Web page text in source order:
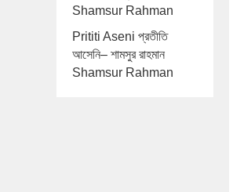
Shamsur Rahman
Prititi Aseni প্রতীতি
আসেনি– শামসুর রাহমান
Shamsur Rahman